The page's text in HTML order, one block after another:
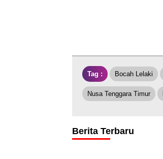
Tag : Bocah Lelaki
Nusa Tenggara Timur
Berita Terbaru